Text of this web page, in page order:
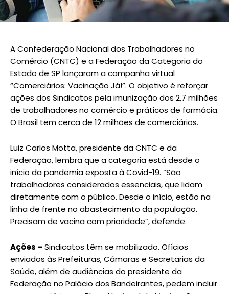
A Confederação Nacional dos Trabalhadores no
Comércio (CNTC) e a Federação da Categoria do
Estado de SP lançaram a campanha virtual
“Comerciários: Vacinação Já!”. O objetivo é reforçar
ações dos Sindicatos pela imunização dos 2,7 milhões
de trabalhadores no comércio e práticos de farmácia.
O Brasil tem cerca de 12 milhões de comerciários.
Luiz Carlos Motta, presidente da CNTC e da
Federação, lembra que a categoria está desde o
início da pandemia exposta à Covid-19. “São
trabalhadores considerados essenciais, que lidam
diretamente com o público. Desde o início, estão na
linha de frente no abastecimento da população.
Precisam de vacina com prioridade”, defende.
Ações – Sindicatos têm se mobilizado. Ofícios
enviados às Prefeituras, Câmaras e Secretarias da
Saúde, além de audiências do presidente da
Federação no Palácio dos Bandeirantes, pedem incluir